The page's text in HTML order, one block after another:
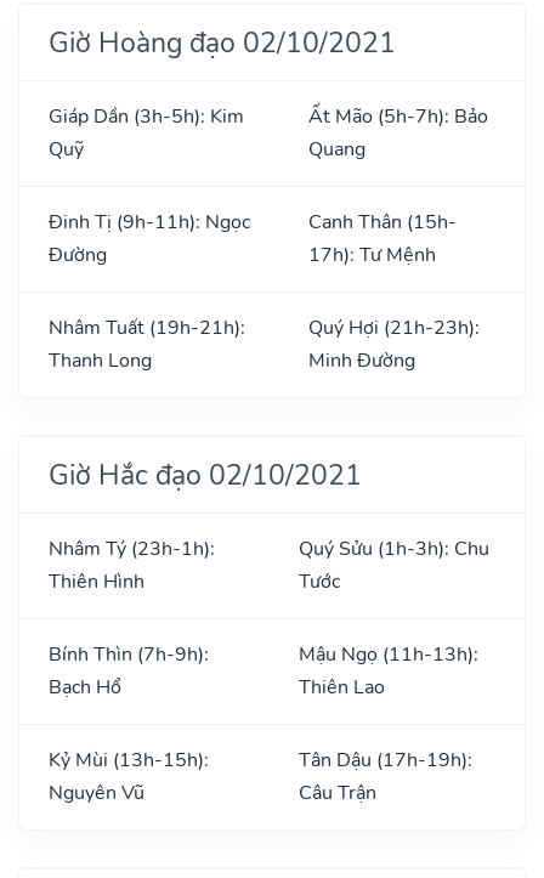
Giờ Hoàng đạo 02/10/2021
Giáp Dần (3h-5h): Kim
Quỹ
Ất Mão (5h-7h): Bảo
Quang
Đinh Tị (9h-11h): Ngọc
Đường
Canh Thân (15h-
17h): Tư Mệnh
Nhâm Tuất (19h-21h):
Thanh Long
Quý Hợi (21h-23h):
Minh Đường
Giờ Hắc đạo 02/10/2021
Nhâm Tý (23h-1h):
Thiên Hình
Quý Sửu (1h-3h): Chu
Tước
Bính Thìn (7h-9h):
Bạch Hổ
Mậu Ngọ (11h-13h):
Thiên Lao
Kỷ Mùi (13h-15h):
Nguyên Vũ
Tân Dậu (17h-19h):
Câu Trận